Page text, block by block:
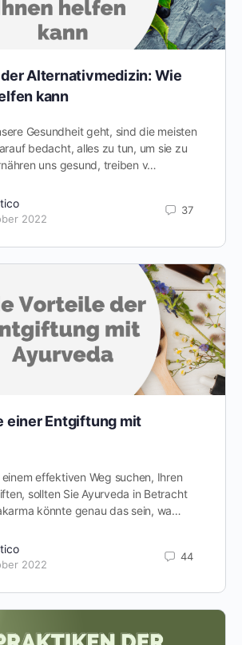
Alternativmedizin: Wie
kann
Gesundheit geht, sind die meisten
bedacht, alles zu tun, um sie zu
uns gesund, treiben v…
2022
37
einer Entgiftung mit
effektiven Weg suchen, Ihren
sollten Sie Ayurveda in Betracht
könnte genau das sein, wa…
2022
44